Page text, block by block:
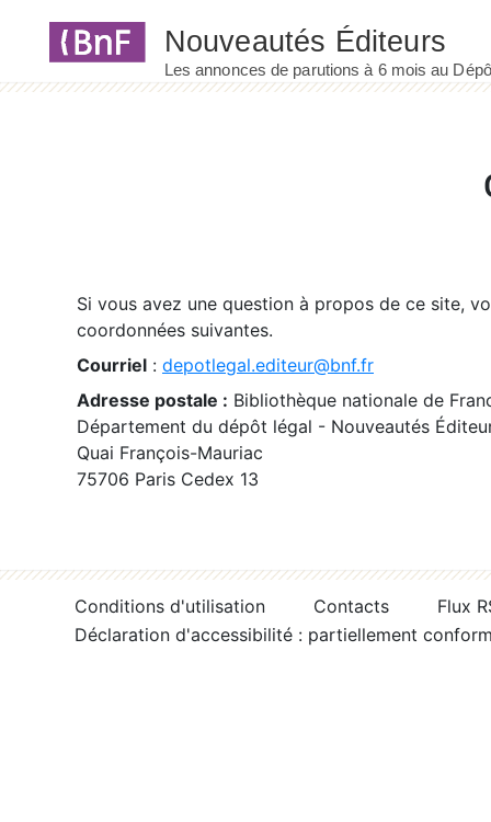
Si vous avez une question à propos de ce site,
coordonnées suivantes.
Courriel : depotlegal.editeur@bnf.fr
Adresse postale : Bibliothèque nationale de
Département du dépôt légal - Nouveautés
Quai François-Mauriac
75706 Paris Cedex 13
Conditions d'utilisation Contacts
Flux
Déclaration d'accessibilité : partiellement